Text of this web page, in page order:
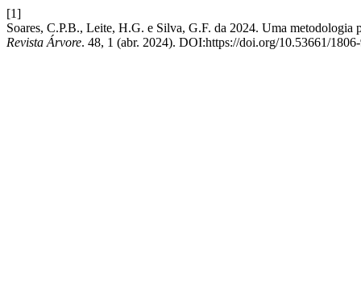
[1]
Soares, C.P.B., Leite, H.G. e Silva, G.F. da 2024. Uma metodologia
Revista Árvore. 48, 1 (abr. 2024). DOI:https://doi.org/10.53661/